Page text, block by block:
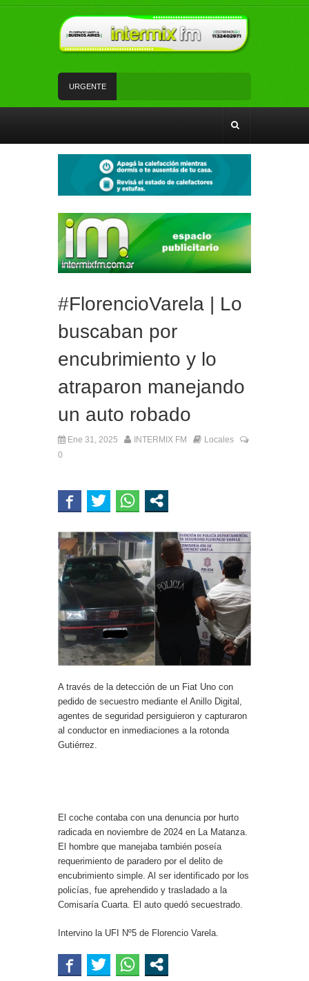
URGENTE
los niños en Ingeniero Allan
Un camión quedó semivolcado tras el
desmoronamiento del terreno junto al arroyo Las
Dos hombres fueron interceptados tras realizar
maniobras evasivas y les secuestraron drogas
Tareas indagatorias, allanamiento y detención
por robo en una escuela de Don José
#FlorencioVarela | Lo
buscaban por
encubrimiento y lo
atraparon manejando
un auto robado
Ene 31, 2025 INTERMIX FM
Locales
0
A través de la detección de un Fiat Uno con
pedido de secuestro mediante el Anillo Digital,
agentes de seguridad persiguieron y capturaron
al conductor en inmediaciones a la rotonda
Gutiérrez.
El coche contaba con una denuncia por hurto
radicada en noviembre de 2024 en La Matanza.
El hombre que manejaba también poseía
requerimiento de paradero por el delito de
encubrimiento simple. Al ser identificado por los
policías, fue aprehendido y trasladado a la
Comisaría Cuarta. El auto quedó secuestrado.
Intervino la UFI Nº5 de Florencio Varela.